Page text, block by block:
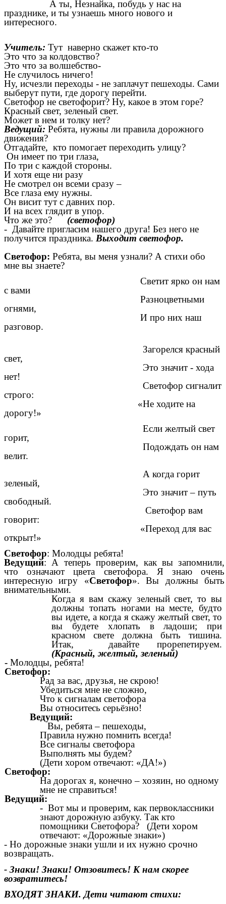
А ты, Незнайка, побудь у нас на
празднике, и ты узнаешь много нового и
интересного.
Учитель: Тут наверно скажет кто-то
Это что за колдовство?
Это что за волшебство-
Не случилось ничего!
Ну, исчезли переходы - не заплачут пешеходы. Сами
выберут пути, где дорогу перейти.
Светофор не светофорит? Ну, какое в этом горе?
Красный свет, зеленый свет.
Может в нем и толку нет?
Ведущий: Ребята, нужны ли правила дорожного
движения?
Отгадайте, кто помогает переходить улицу?
Он имеет по три глаза,
По три с каждой стороны.
И хотя еще ни разу
Не смотрел он всеми сразу –
Все глаза ему нужны.
Он висит тут с давних пор.
И на всех глядит в упор.
Что же это?
(светофор)
- Давайте пригласим нашего друга! Без него не
получится праздника. Выходит светофор.
Светофор: Ребята, вы меня узнали? А стихи обо
мне вы знаете?
Светит ярко он нам
с вами
Разноцветными
огнями,
И про них наш
разговор.
Загорелся красный
свет,
Это значит - хода
нет!
Светофор сигналит
строго:
«Не ходите на
дорогу!»
Если желтый свет
горит,
Подождать он нам
велит.
А когда горит
зеленый,
Это значит – путь
свободный.
Светофор вам
говорит:
«Переход для вас
открыт!»
Светофор: Молодцы ребята!
Ведущий: А теперь проверим, как вы запомнили,
что означают цвета светофора. Я знаю очень
интересную игру «Светофор». Вы должны быть
внимательными.
Когда я вам скажу зеленый свет, то вы
должны топать ногами на месте, будто
вы идете, а когда я скажу желтый свет, то
вы будете хлопать в ладоши; при
красном свете должна быть тишина.
Итак, давайте прорепетируем.
(Красный, желтый, зеленый)
- Молодцы, ребята!
Светофор:
Рад за вас, друзья, не скрою!
Убедиться мне не сложно,
Что к сигналам светофора
Вы относитесь серьёзно!
Ведущий:
Вы, ребята – пешеходы,
Правила нужно помнить всегда!
Все сигналы светофора
Выполнять мы будем?
(Дети хором отвечают: «ДА!»)
Светофор:
На дорогах я, конечно – хозяин, но одному
мне не справиться!
Ведущий:
- Вот мы и проверим, как первоклассники
знают дорожную азбуку. Так кто
помощники Светофора? (Дети хором
отвечают: «Дорожные знаки»)
- Но дорожные знаки ушли и их нужно срочно
возвращать.
- Знаки! Знаки! Отзовитесь! К нам скорее
возвратитесь!
ВХОДЯТ ЗНАКИ. Дети читают стихи: